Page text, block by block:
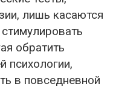
лишь касаются
обратить
психологии,
в повседневной